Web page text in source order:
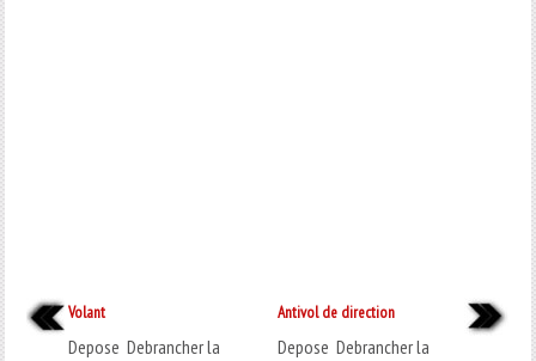
Volant
Depose Debrancher la
Antivol de direction
Depose Debrancher la